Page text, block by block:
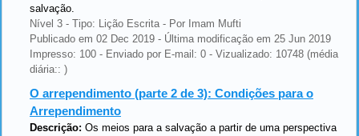
salvação.
Nível 3 - Tipo: Lição Escrita - Por Imam Mufti
Publicado em 02 Dec 2019 - Última modificação em 25 Jun 2019
Impresso: 100 - Enviado por E-mail: 0 - Vizualizado: 10748 (média
diária:: )
O arrependimento (parte 2 de 3): Condições para o
Arrependimento
Descrição: Os meios para a salvação a partir de uma perspectiva